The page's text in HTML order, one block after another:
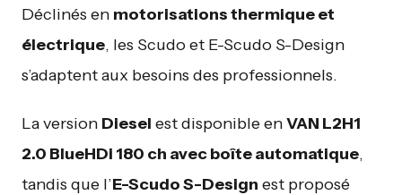
Déclinés en motorisations thermique et
électrique, les Scudo et E-Scudo S-Design
s’adaptent aux besoins des professionnels.
La version Diesel est disponible enVAN L2H1
2.0 BlueHDi 180 ch avec boîte automatique,
tandis que l’E-Scudo S-Design est proposé